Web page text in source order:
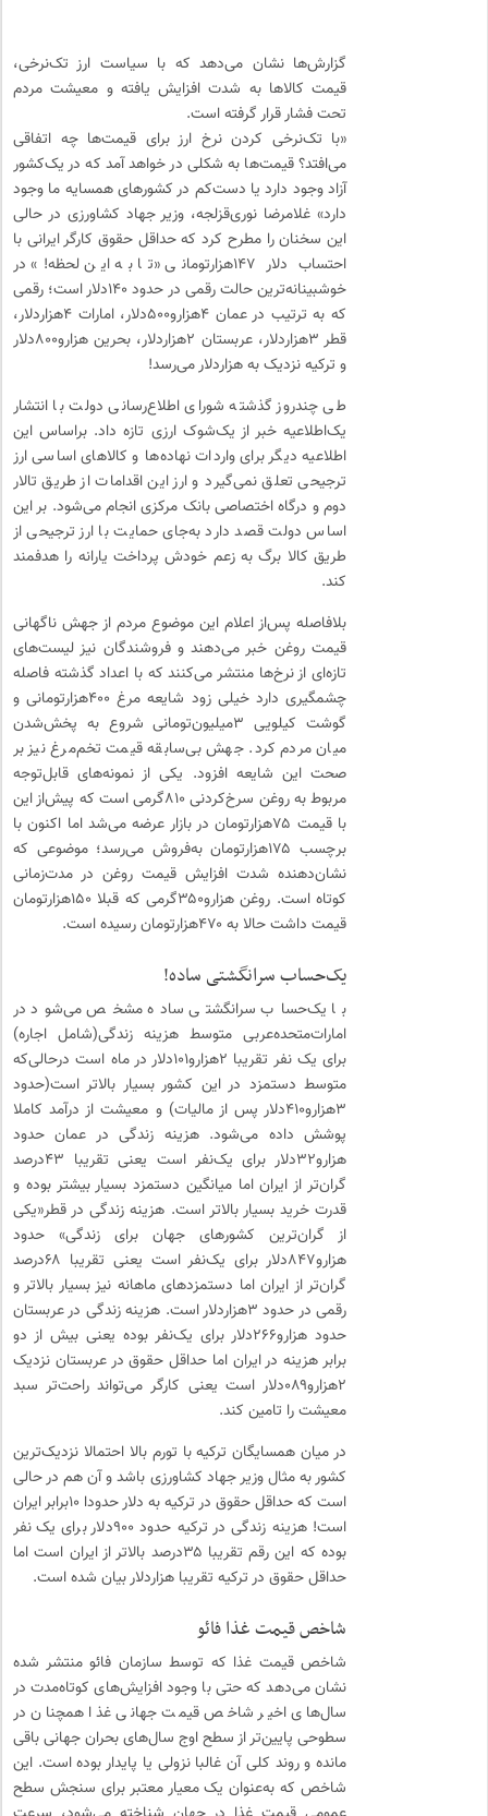
گزارش‌ها نشان می‌دهد که با سیاست ارز تک‌نرخی،
قیمت کالاها به شدت افزایش یافته و معیشت مردم
تحت فشار قرار گرفته است.
«با تک‌نرخی کردن نرخ ارز برای قیمت‌ها چه اتفاقی
می‌افتد؟ قیمت‌ها به شکلی در خواهد آمد که در یک‌کشور
آزاد وجود دارد یا دست‌کم در کشور‌های همسایه ما وجود
دارد» غلامرضا نوری‌قزلجه، وزیر جهاد کشاورزی در حالی
این سخنان را مطرح کرد که حداقل حقوق کارگر ایرانی با
احتساب دلار ۱۴۷‌هزارتومانی «تا به این لحظه!» در
خوشبینانه‌ترین حالت رقمی در حدود ۱۴۰دلار است؛ رقمی
که به ترتیب در عمان ۴هزارو۵۰۰دلار، امارات ۴هزاردلار،
قطر ۳هزاردلار، عربستان ۲هزاردلار، بحرین هزارو۸۰۰دلار
و ترکیه نزدیک به هزاردلار می‌رسد!
طی چندروز گذشته شورای اطلاع‌رسانی دولت با انتشار
یک‌اطلاعیه خبر از یک‌شوک ارزی تازه داد. براساس این
اطلاعیه دیگر برای واردات نهاده‌ها و کالاهای اساسی ارز
ترجیحی تعلق نمی‌گیرد و ارز این اقدامات از طریق تالار
دوم و درگاه اختصاصی بانک مرکزی انجام می‌شود. بر این
اساس دولت قصد دارد به‌جای حمایت با ارز ترجیحی از
طریق کالا برگ به زعم خودش پرداخت یارانه را هدفمند
کند.
بلافاصله پس‌از اعلام این موضوع مردم از جهش ناگهانی
قیمت روغن خبر می‌دهند و فروشندگان نیز لیست‌های
تازه‌ای از نرخ‌ها منتشر می‌کنند که با اعداد گذشته فاصله
چشمگیری دارد خیلی زود شایعه مرغ ۴۰۰‌هزارتومانی و
گوشت کیلویی ۳‌میلیون‌تومانی شروع به پخش‌شدن
میان مردم کرد.‌ جهش بی‌سابقه قیمت تخم‌مرغ نیز بر
صحت این شایعه افزود. یکی از نمونه‌های قابل‌توجه
مربوط به روغن سرخ‌‌کردنی ۸۱۰گرمی است که پیش‌از این
با قیمت ۷۵‌هزارتومان در بازار عرضه می‌شد اما اکنون با
برچسب ۱۷۵‌هزارتومان به‌فروش می‌رسد؛ موضوعی که
نشان‌دهنده شدت افزایش قیمت روغن در مدت‌زمانی
کوتاه است. روغن هزارو۳۵۰گرمی که قبلا ۱۵۰‌هزارتومان
قیمت داشت حالا به ۴۷۰‌هزارتومان رسیده است.
یک‌حساب سرانگشتی ساده!
با یک‌حساب سرانگشتی ساده مشخص می‌شود در
امارات‌متحده‌عربی متوسط هزینه زندگی(شامل اجاره)
برای یک نفر تقریبا ۲هزارو۱۰۱دلار در ماه است درحالی‌که
متوسط دستمزد در این کشور بسیار بالاتر است(حدود
۳هزارو۴۱۰دلار پس از مالیات) و معیشت از درآمد کاملا
پوشش داده می‌شود. هزینه زندگی در عمان حدود
هزارو۳۲دلار برای یک‌نفر است یعنی تقریبا ۴۳درصد
گران‌تر از ایران اما میانگین دستمزد بسیار بیشتر بوده و
قدرت خرید بسیار بالاتر است. هزینه زندگی در قطر«یکی
از گران‌ترین کشور‌های جهان برای زندگی» حدود
هزارو۸۴۷دلار برای یک‌نفر است یعنی تقریبا ۶۸درصد
گران‌تر از ایران اما دستمزدهای ماهانه نیز بسیار بالاتر و
رقمی در حدود ۳هزاردلار است. هزینه زندگی در عربستان
حدود هزارو۲۶۶دلار برای یک‌نفر بوده یعنی بیش از دو
برابر هزینه در ایران اما حداقل حقوق در عربستان نزدیک
۲هزارو۰۸۹دلار است یعنی کارگر می‌تواند راحت‌تر سبد
معیشت را تامین کند.
در میان همسایگان ترکیه با تورم بالا احتمالا نزدیک‌ترین
کشور به مثال وزیر جهاد کشاورزی باشد و آن هم در حالی
است که حداقل حقوق در ترکیه به دلار حدودا ۱۰برابر ایران
است! هزینه زندگی در ترکیه حدود ۹۰۰دلار برای یک نفر
بوده که این رقم تقریبا ۳۵درصد بالاتر از ایران است اما
حداقل حقوق در ترکیه تقریبا هزاردلار بیان شده است.
شاخص قیمت غذا فائو
شاخص قیمت غذا که توسط سازمان فائو منتشر شده
نشان می‌دهد که حتی با وجود افزایش‌های کوتاه‌مدت در
سال‌های اخیر شاخص قیمت جهانی غذا همچنان در
سطوحی پایین‌تر از سطح اوج سال‌های بحران جهانی باقی
مانده و روند کلی آن غالبا نزولی یا پایدار بوده است. این
شاخص که به‌عنوان یک معیار معتبر برای سنجش سطح